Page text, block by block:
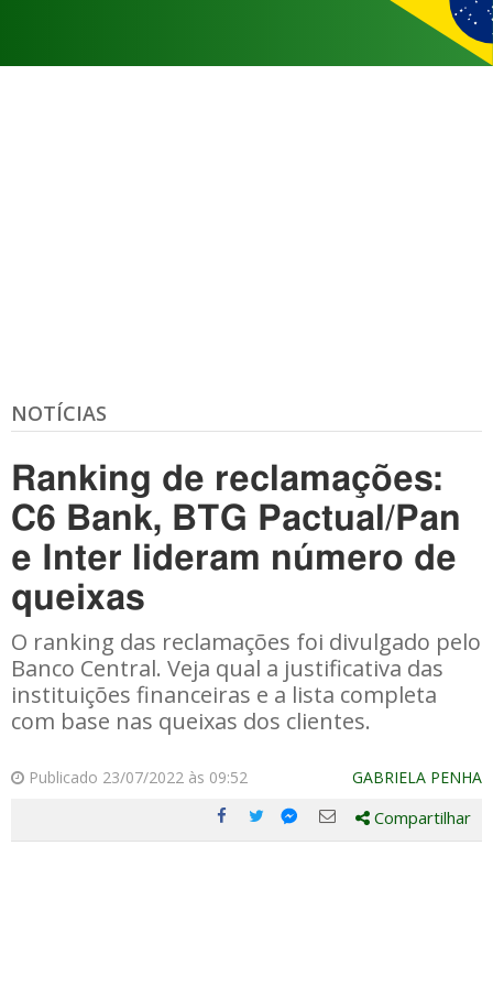
NOTÍCIAS
Ranking de reclamações:
C6 Bank, BTG Pactual/Pan
e Inter lideram número de
queixas
O ranking das reclamações foi divulgado pelo
Banco Central. Veja qual a justificativa das
instituições financeiras e a lista completa
com base nas queixas dos clientes.
Publicado 23/07/2022 às 09:52 GABRIELA PENHA
Compartilhe
Compartilhe
Compartilhe
Compartilhe
Compartilhar